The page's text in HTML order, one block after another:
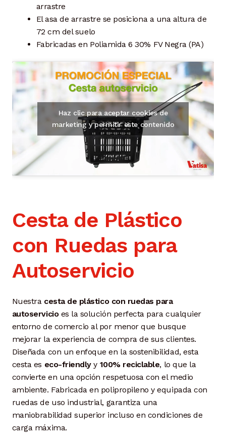
arrastre
El asa de arrastre se posiciona a una altura de
72 cm del suelo
Fabricadas en Poliamida 6 30% FV Negra (PA)
Haz clic para aceptar cookies de
marketing y permitir este contenido
Cesta de Plástico
con Ruedas para
Autoservicio
Nuestra cesta de plástico con ruedas para
autoservicioes la solución perfecta para cualquier
entorno de comercio al por menor que busque
mejorar la experiencia de compra de sus clientes.
Diseñada con un enfoque en la sostenibilidad, esta
cesta es eco-friendlyy 100% reciclable, lo que la
convierte en una opción respetuosa con el medio
ambiente. Fabricada en polipropileno y equipada con
ruedas de uso industrial, garantiza una
maniobrabilidad superior incluso en condiciones de
carga máxima.